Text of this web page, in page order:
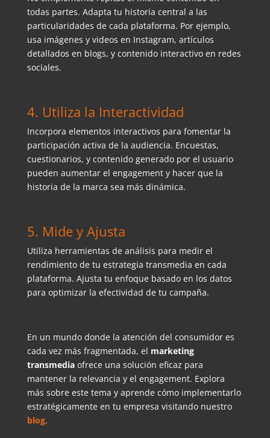
todas partes. Adapta tu historia central a las
particularidades de cada plataforma. Por ejemplo,
usa imágenes y videos en Instagram, artículos
detallados en blogs, y contenido interactivo en redes
sociales.
4. Utiliza la Interactividad
Incorpora elementos interactivos para fomentar la
participación activa de la audiencia. Encuestas,
cuestionarios, y contenido generado por el usuario
pueden aumentar el engagement y hacer que la
historia de la marca sea más dinámica.
5. Mide y Ajusta
Utiliza herramientas de análisis para medir el
rendimiento de tu estrategia transmedia en cada
plataforma. Ajusta tu enfoque basado en los datos
para optimizar la efectividad de tu campaña.
En un mundo donde la atención del consumidor es
cada vez más fragmentada, el marketing
transmediaofrece una solución eficaz para
mantener la relevancia y el engagement. Explora
más sobre este tema y aprende cómo implementarlo
estratégicamente en tu empresa visitando nuestro
blog.